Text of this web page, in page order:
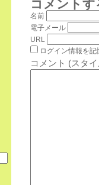
コメントす
名前
電子メール
URL
ログイン情報を記
コメント (スタ